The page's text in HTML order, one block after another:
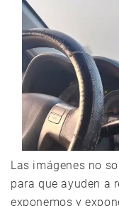
Las imágenes no
para que ayuden a
exponemos y